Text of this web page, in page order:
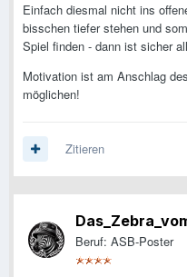
Einfach diesmal nicht ins
bisschen tiefer stehen und
Spiel finden - dann ist sicher
Motivation ist am Anschlag
möglichen!
Zitieren
Beruf: ASB-Poster